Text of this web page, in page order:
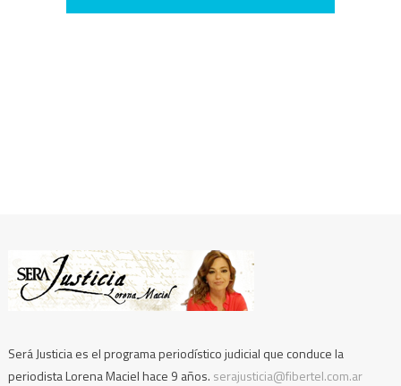
Será Justicia es el programa periodístico judicial que conduce la
periodista Lorena Maciel hace 9 años. serajusticia@fibertel.com.ar